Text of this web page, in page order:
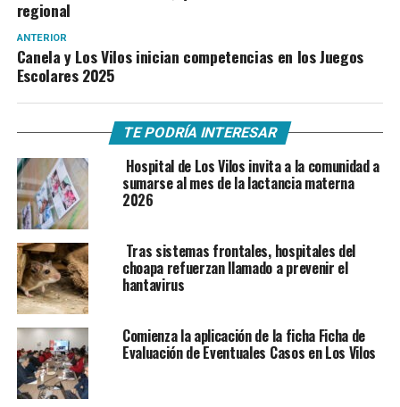
regional
ANTERIOR
Canela y Los Vilos inician competencias en los Juegos
Escolares 2025
TE PODRÍA INTERESAR
Hospital de Los Vilos invita a la comunidad a
sumarse al mes de la lactancia materna
2026
Tras sistemas frontales, hospitales del
choapa refuerzan llamado a prevenir el
hantavirus
Comienza la aplicación de la ficha Ficha de
Evaluación de Eventuales Casos en Los Vilos